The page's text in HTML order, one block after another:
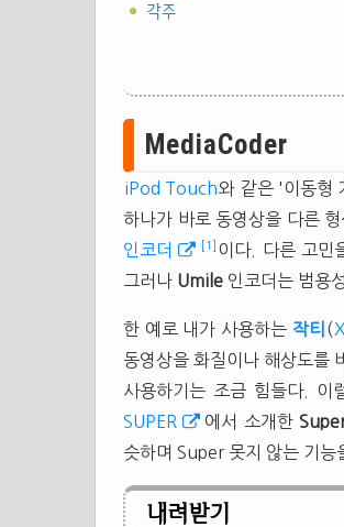
각주
MediaCoder
iPod Touch와 같은 '이동형
하나가 바로 동영상을 다른
인코더
[1]
이다. 다른 고민
그러나 Umile 인코더는 범용
한 예로 내가 사용하는 작티 (
동영상을 화질이나 해상도를
사용하기는 조금 힘들다.
SUPER
에서 소개한
슷하며 Super 못지 않는 기능
내려받기